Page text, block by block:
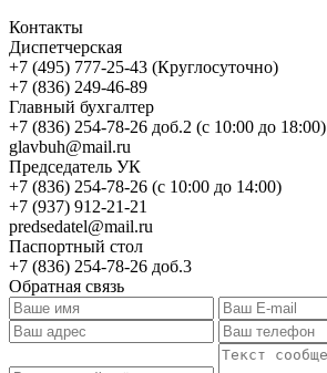
Контакты
Диспетчерская
+7 (495) 777-25-43 (Круглосуточно)
+7 (836) 249-46-89
Главный бухгалтер
+7 (836) 254-78-26 доб.2 (с 10:00 до 18:00)
glavbuh@mail.ru
Председатель УК
+7 (836) 254-78-26 (с 10:00 до 14:00)
+7 (937) 912-21-21
predsedatel@mail.ru
Паспортный стол
+7 (836) 254-78-26 доб.3
Обратная связь